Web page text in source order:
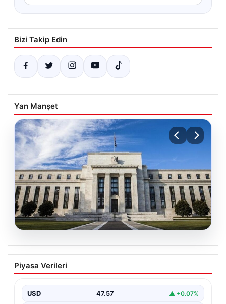
Bizi Takip Edin
Yan Manşet
04.08.2026
FED Nisan Ayı Faiz Kararı Ne Zaman,
Saat Kaçta? Güncel Beklentiler ve
ABD Merkez Bankası (FED) nisan ayı faiz kararı, finansal
Piyasa Verileri
USD 47.57 ▲ +0.07%